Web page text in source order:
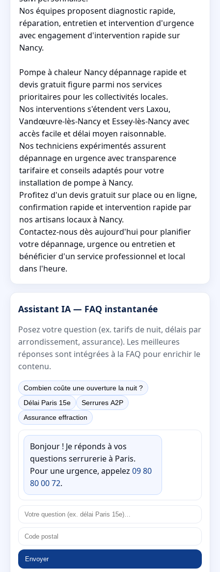
Nos équipes proposent diagnostic rapide,
réparation, entretien et intervention d'urgence
avec engagement d'intervention rapide sur
Nancy.
Pompe à chaleur Nancy dépannage rapide et
devis gratuit figure parmi nos services
prioritaires pour les collectivités locales.
Nos interventions s'étendent vers Laxou,
Vandœuvre-lès-Nancy et Essey-lès-Nancy avec
accès facile et délai moyen raisonnable.
Nos techniciens expérimentés assurent
dépannage en urgence avec transparence
tarifaire et conseils adaptés pour votre
installation de pompe à Nancy.
Profitez d'un devis gratuit sur place ou en ligne,
confirmation rapide et intervention rapide par
nos artisans locaux à Nancy.
Contactez-nous dès aujourd'hui pour planifier
votre dépannage, urgence ou entretien et
bénéficier d'un service professionnel et local
dans l'heure.
Assistant IA — FAQ instantanée
Posez votre question (ex. tarifs de nuit, délais par
arrondissement, assurance). Les meilleures
réponses sont intégrées à la FAQ pour enrichir le
contenu.
Combien coûte une ouverture la nuit ?
Délai Paris 15e
Serrures A2P
Assurance effraction
Bonjour ! Je réponds à vos
questions serrurerie à Paris.
Pour une urgence, appelez 09 80
80 00 72.
Envoyer